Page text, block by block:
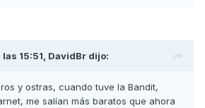
15:51, DavidBr dijo:
y ostras, cuando tuve la Bandit,
me salían más baratos que ahora